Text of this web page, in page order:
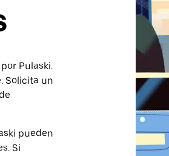
Pulaski.
Solicita un
pueden
Si